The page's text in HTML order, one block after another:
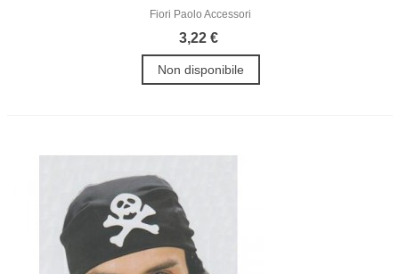
Fiori Paolo Accessori
3,22 €
Non disponibile